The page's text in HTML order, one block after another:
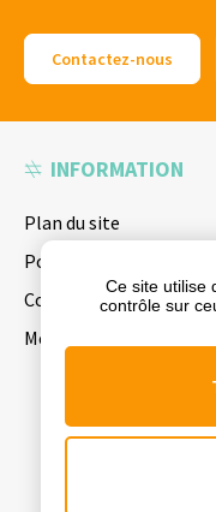
INFORMATION
Plan du site
Politique de
Conditions générales
Mentions Légales
Contactez-nous
Ce site utilise
contrôle sur